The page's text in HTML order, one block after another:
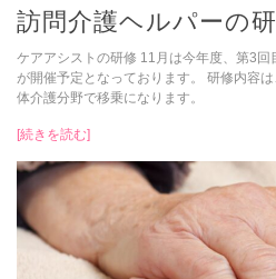
訪問介護ヘルパーの
ケアアシストの研修 11月は今年度、第3
が開催予定となっております。 研修内容
体介護分野で移乗になります。
[続きを読む]